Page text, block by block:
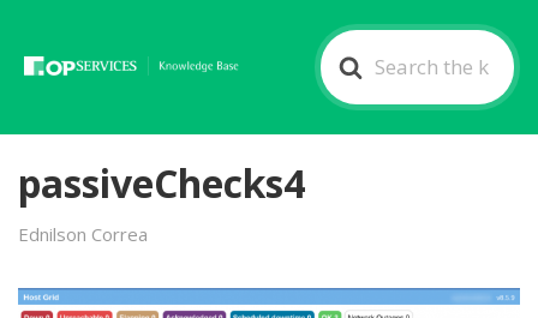
Search
For
passiveChecks4
Ednilson Correa